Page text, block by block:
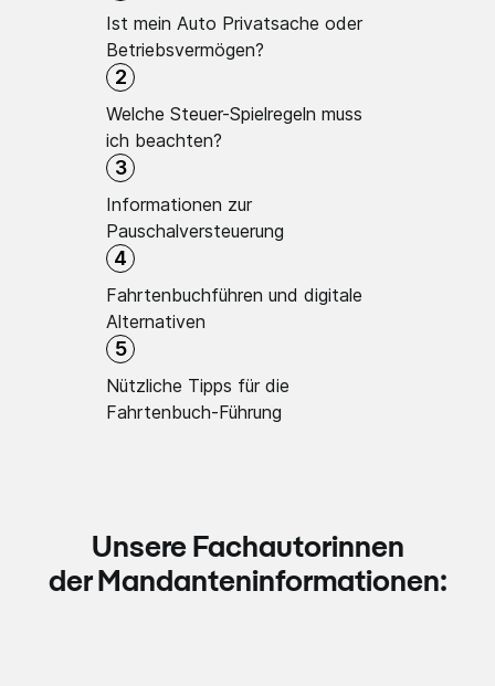
Ist mein Auto Privatsache oder
Betriebsvermögen?
2
Welche Steuer-Spielregeln muss
ich beachten?
3
Informationen zur
Pauschalversteuerung
4
Fahrtenbuchführen und digitale
Alternativen
5
Nützliche Tipps für die
Fahrtenbuch-Führung
Unsere Fachautorinnen
der Mandanteninformationen: